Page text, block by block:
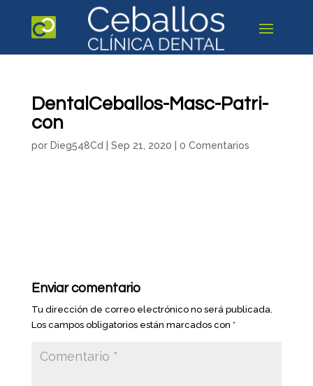
DentalCeballos-Masc-Patri-
con
por Dieg548Cd Sep 21, 2020 0 Comentarios
Enviar comentario
Tu dirección de correo electrónico no será publicada.
Los campos obligatorios están marcados con *